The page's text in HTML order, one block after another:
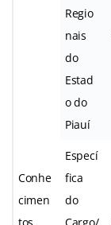
Regio
nais
do
Estad
o do
Piauí
Conhe
cimen
Especí
fica
do